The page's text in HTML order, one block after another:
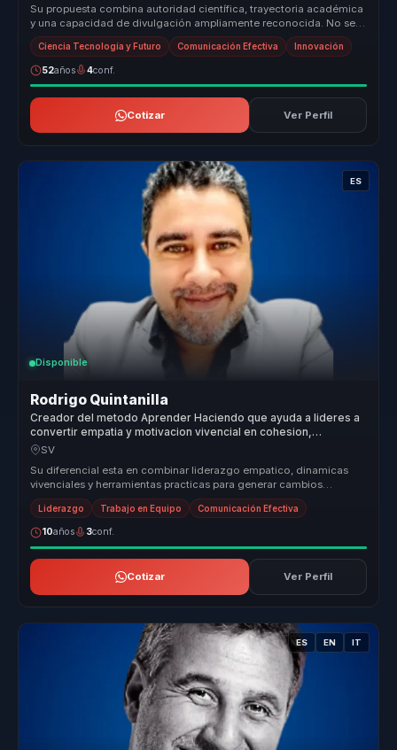
Su propuesta combina autoridad científica, trayectoria académica
y una capacidad de divulgación ampliamente reconocida. No se
presenta co...
Ciencia Tecnología y Futuro Comunicación Efectiva Innovación
52años 4conf.
Cotizar Ver Perfil
ES
Disponible
Rodrigo Quintanilla
Creador del metodo Aprender Haciendo que ayuda a lideres a
convertir empatia y motivacion vivencial en cohesion,
compromiso y accion.
SV
Su diferencial esta en combinar liderazgo empatico, dinamicas
vivenciales y herramientas practicas para generar cambios
culturales que si...
Liderazgo Trabajo en Equipo Comunicación Efectiva
10años 3conf.
Cotizar Ver Perfil
ES EN IT